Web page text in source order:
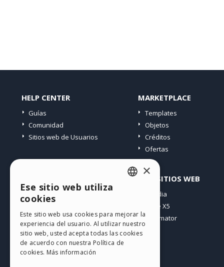
HELP CENTER
Guías
Comunidad
Sitios web de Usuarios
MARKETPLACE
Templates
Objetos
Créditos
Ofertas
Mis post
Mis download
Espacio Web
Mis Créditos
OTROS SITIOS WEB
Incomedia
WebSite X5
WebAnimator
GERMAN
SPANISH
×
Ese sitio web utiliza
cookies
Este sitio web usa cookies para mejorar la
experiencia del usuario. Al utilizar nuestro
sitio web, usted acepta todas las cookies
de acuerdo con nuestra Política de
cookies. Más información